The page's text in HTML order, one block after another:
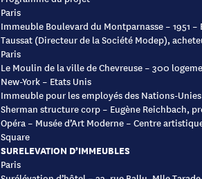
Paris
Immeuble Boulevard du Montparnasse – 1951
Taussat (Directeur de la Société Modep),
Paris
Le Moulin de la ville de Chevreuse – 300
New-York – Etats Unis
Immeuble pour les employés des Nations-
Sherman structure corp – Eugène Reichbach,
Opéra – Musée d’Art Moderne – Centre
Square
SURELEVATION D’IMMEUBLES
Paris